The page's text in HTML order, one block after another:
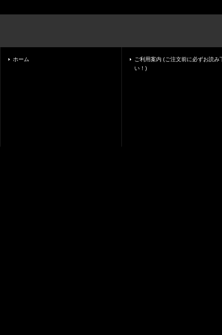
ホーム
ご利用案内 (ご注文前に必ずお読み
い！)